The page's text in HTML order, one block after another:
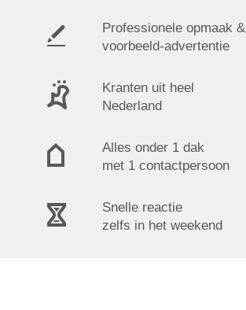
Professionele opmaak &
voorbeeld-advertentie
Kranten uit heel
Nederland
Alles onder 1 dak
met 1 contactpersoon
Snelle reactie
zelfs in het weekend